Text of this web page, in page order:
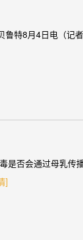
特8月4日电（记
是否会通过母乳传
]